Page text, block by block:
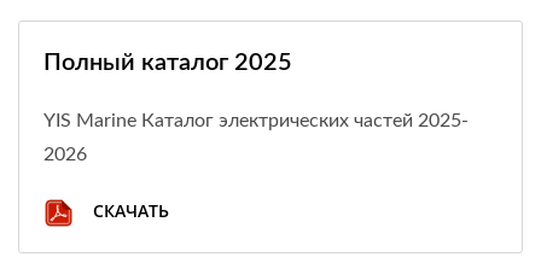
Полный каталог 2025
YIS Marine Каталог электрических частей 2025-
2026
СКАЧАТЬ